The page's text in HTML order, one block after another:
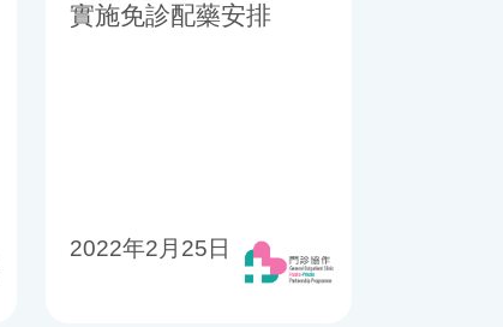
實施免診配藥安排
2022年2月25日